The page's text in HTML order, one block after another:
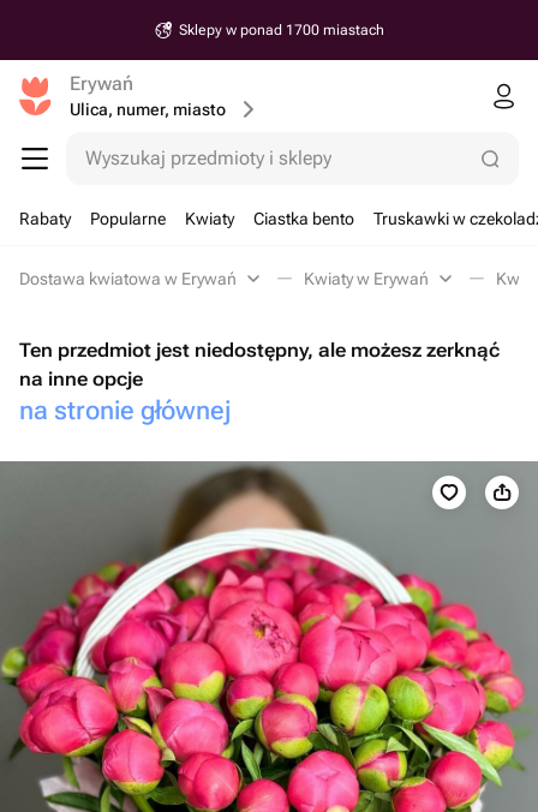
Sklepy w ponad 1700 miastach
Erywań
Ulica, numer, miasto
Wyszukaj przedmioty i sklepy
Rabaty Popularne Kwiaty Ciastka bento Truskawki w
Dostawa kwiatowa w Erywań Kwiaty w Erywań
Ten przedmiot jest niedostępny, ale możesz zerknąć
na inne opcje
na stronie głównej